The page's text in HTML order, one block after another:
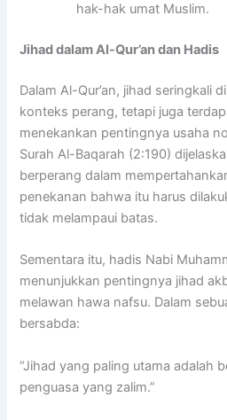
hak-hak umat Muslim.
Jihad dalam Al-Qur’an dan Hadis
Dalam Al-Qur’an, jihad seringkali
konteks perang, tetapi juga
menekankan pentingnya usaha
Surah Al-Baqarah (2:190)
berperang dalam
penekanan bahwa itu harus
tidak melampaui batas.
Sementara itu, hadis Nabi
menunjukkan pentingnya jihad
melawan hawa nafsu. Dalam
bersabda:
“Jihad yang paling utama adalah
penguasa yang zalim.”